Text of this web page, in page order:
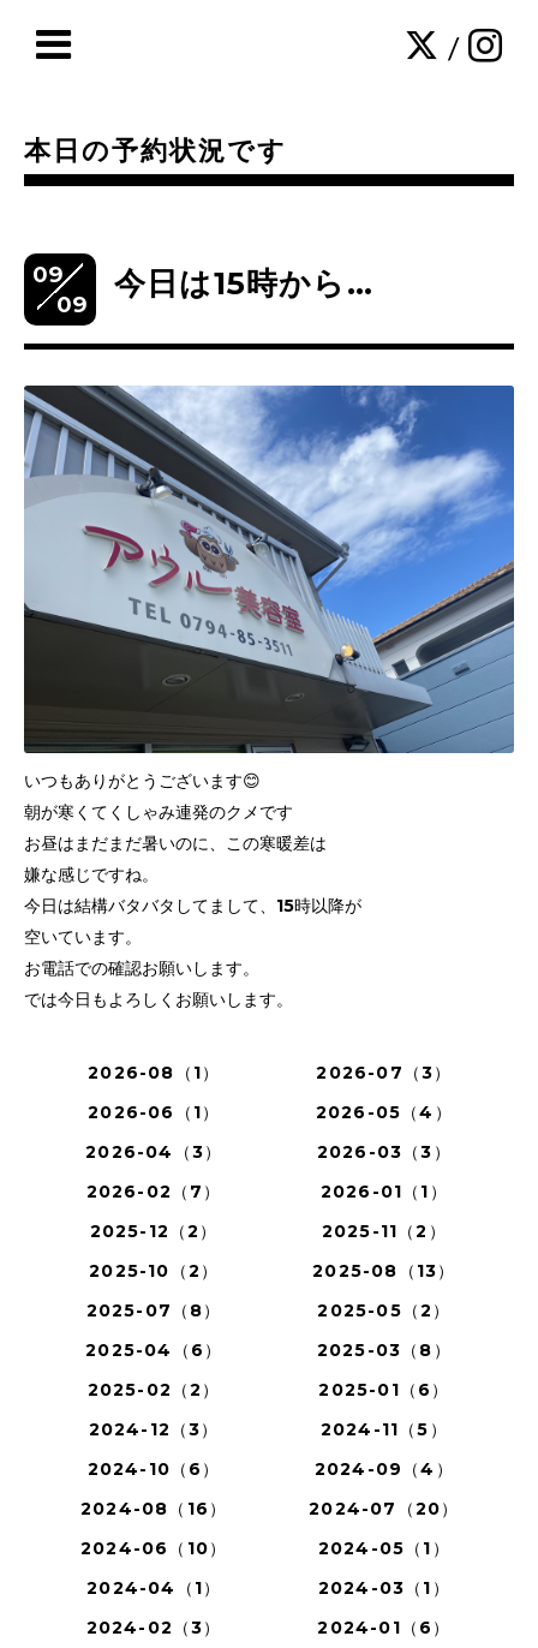
/
本日の予約状況です
09
09
今日は15時から…
いつもありがとうございます😊
朝が寒くてくしゃみ連発のクメです
お昼はまだまだ暑いのに、この寒暖差は
嫌な感じですね。
今日は結構バタバタしてまして、15時以降が
空いています。
お電話での確認お願いします。
では今日もよろしくお願いします。
2026-08（1）
2026-07（3）
2026-06（1）
2026-05（4）
2026-04（3）
2026-03（3）
2026-02（7）
2026-01（1）
2025-12（2）
2025-11（2）
2025-10（2）
2025-08（13）
2025-07（8）
2025-05（2）
2025-04（6）
2025-03（8）
2025-02（2）
2025-01（6）
2024-12（3）
2024-11（5）
2024-10（6）
2024-09（4）
2024-08（16）
2024-07（20）
2024-06（10）
2024-05（1）
2024-04（1）
2024-03（1）
2024-02（3）
2024-01（6）